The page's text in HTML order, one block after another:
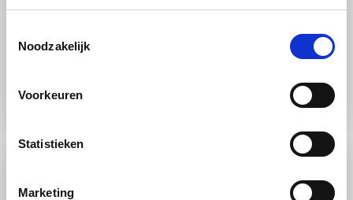
Noodzakelijk
Voorkeuren
Statistieken
Marketing